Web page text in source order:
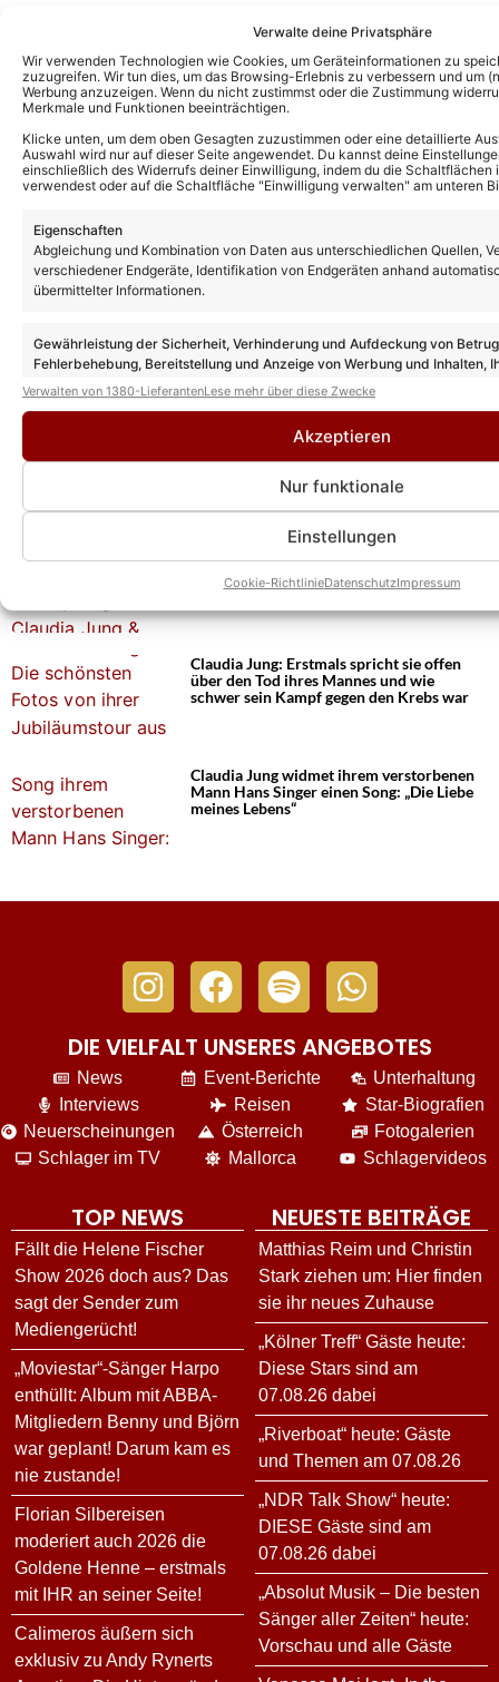
Verwalte deine Privatsphäre
Wir verwenden Technologien wie Cookies, um Geräteinformationen zu
zuzugreifen. Wir tun dies, um das Browsing-Erlebnis zu verbessern und um
Werbung anzuzeigen. Wenn du nicht zustimmst oder die Zustimmung
Merkmale und Funktionen beeinträchtigen.
Klicke unten, um dem oben Gesagten zuzustimmen oder eine detaillierte
Auswahl wird nur auf dieser Seite angewendet. Du kannst deine
einschließlich des Widerrufs deiner Einwilligung, indem du die
verwendest oder auf die Schaltfläche "Einwilligung verwalten" am unteren
Eigenschaften
Abgleichung und Kombination von Daten aus unterschiedlichen Quellen,
verschiedener Endgeräte, Identifikation von Endgeräten anhand
übermittelter Informationen.
Gewährleistung der Sicherheit, Verhinderung und Aufdeckung von
Fehlerbehebung, Bereitstellung und Anzeige von Werbung und Inhalten,
Entscheidungen zum Datenschutz speichern und übermitteln.
Verwalten von 1380-LieferantenLese mehr über diese Zwecke
Akzeptieren
Nur funktionale
Einstellungen
Cookie-RichtlinieDatenschutzImpressum
Das könnte Euch auch interessieren:
Claudia Jung: Nach Tod ihres Mannes
SCHLAGER-REISETIPP: Sansibar 2028 mit
Johnny Logan, Claudia Jung & Nik P.!
Claudia Jung: Erstmals spricht sie offen
über den Tod ihres Mannes und wie
schwer sein Kampf gegen den Krebs war
Claudia Jung widmet ihrem verstorbenen
Mann Hans Singer einen Song: „Die Liebe
meines Lebens“
DIE VIELFALT UNSERES ANGEBOTES
News
Interviews
Neuerscheinungen
Schlager im TV
Event-Berichte
Reisen
Österreich
Mallorca
Unterhaltung
Star-Biografien
Fotogalerien
Schlagervideos
TOP NEWS
Fällt die Helene Fischer
Show 2026 doch aus? Das
sagt der Sender zum
Mediengerücht!
„Moviestar“-Sänger Harpo
enthüllt: Album mit ABBA-
Mitgliedern Benny und Björn
war geplant! Darum kam es
nie zustande!
Florian Silbereisen
moderiert auch 2026 die
Goldene Henne – erstmals
mit IHR an seiner Seite!
Calimeros äußern sich
exklusiv zu Andy Rynerts
NEUESTE BEITRÄGE
Matthias Reim und Christin
Stark ziehen um: Hier finden
sie ihr neues Zuhause
„Kölner Treff“ Gäste heute:
Diese Stars sind am
07.08.26 dabei
„Riverboat“ heute: Gäste
und Themen am 07.08.26
„NDR Talk Show“ heute:
DIESE Gäste sind am
07.08.26 dabei
„Absolut Musik – Die besten
Sänger aller Zeiten“ heute:
Vorschau und alle Gäste